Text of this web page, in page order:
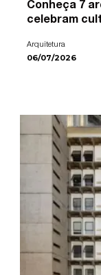
Conheça 7
celebram
Arquitetura
06/07/2026